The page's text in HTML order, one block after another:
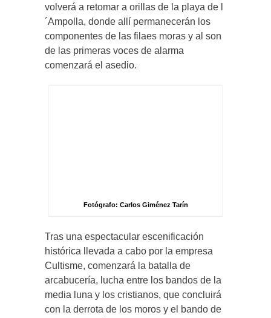
volverá a retomar a orillas de la playa de l
´Ampolla, donde allí permanecerán los
componentes de las filaes moras y al son
de las primeras voces de alarma
comenzará el asedio.
Fotógrafo: Carlos Giménez Tarín
Tras una espectacular escenificación
histórica llevada a cabo por la empresa
Cultisme, comenzará la batalla de
arcabucería, lucha entre los bandos de la
media luna y los cristianos, que concluirá
con la derrota de los moros y el bando de